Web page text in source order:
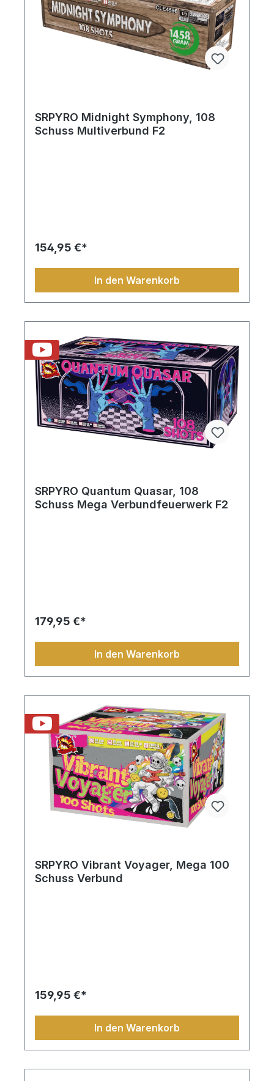
SRPYRO Midnight Symphony, 108
Schuss Multiverbund F2
154,95 €*
In den Warenkorb
SRPYRO Quantum Quasar, 108
Schuss Mega Verbundfeuerwerk F2
179,95 €*
In den Warenkorb
SRPYRO Vibrant Voyager, Mega 100
Schuss Verbund
159,95 €*
In den Warenkorb